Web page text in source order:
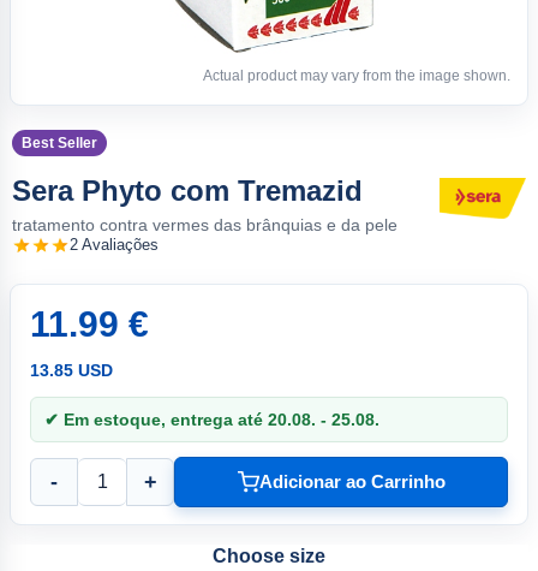
Actual product may vary from the image shown.
Best Seller
Sera Phyto com Tremazid
tratamento contra vermes das brânquias e da pele
2 Avaliações
11.99 €
13.85 USD
✔ Em estoque, entrega até 20.08. - 25.08.
- + Adicionar ao Carrinho
Choose size